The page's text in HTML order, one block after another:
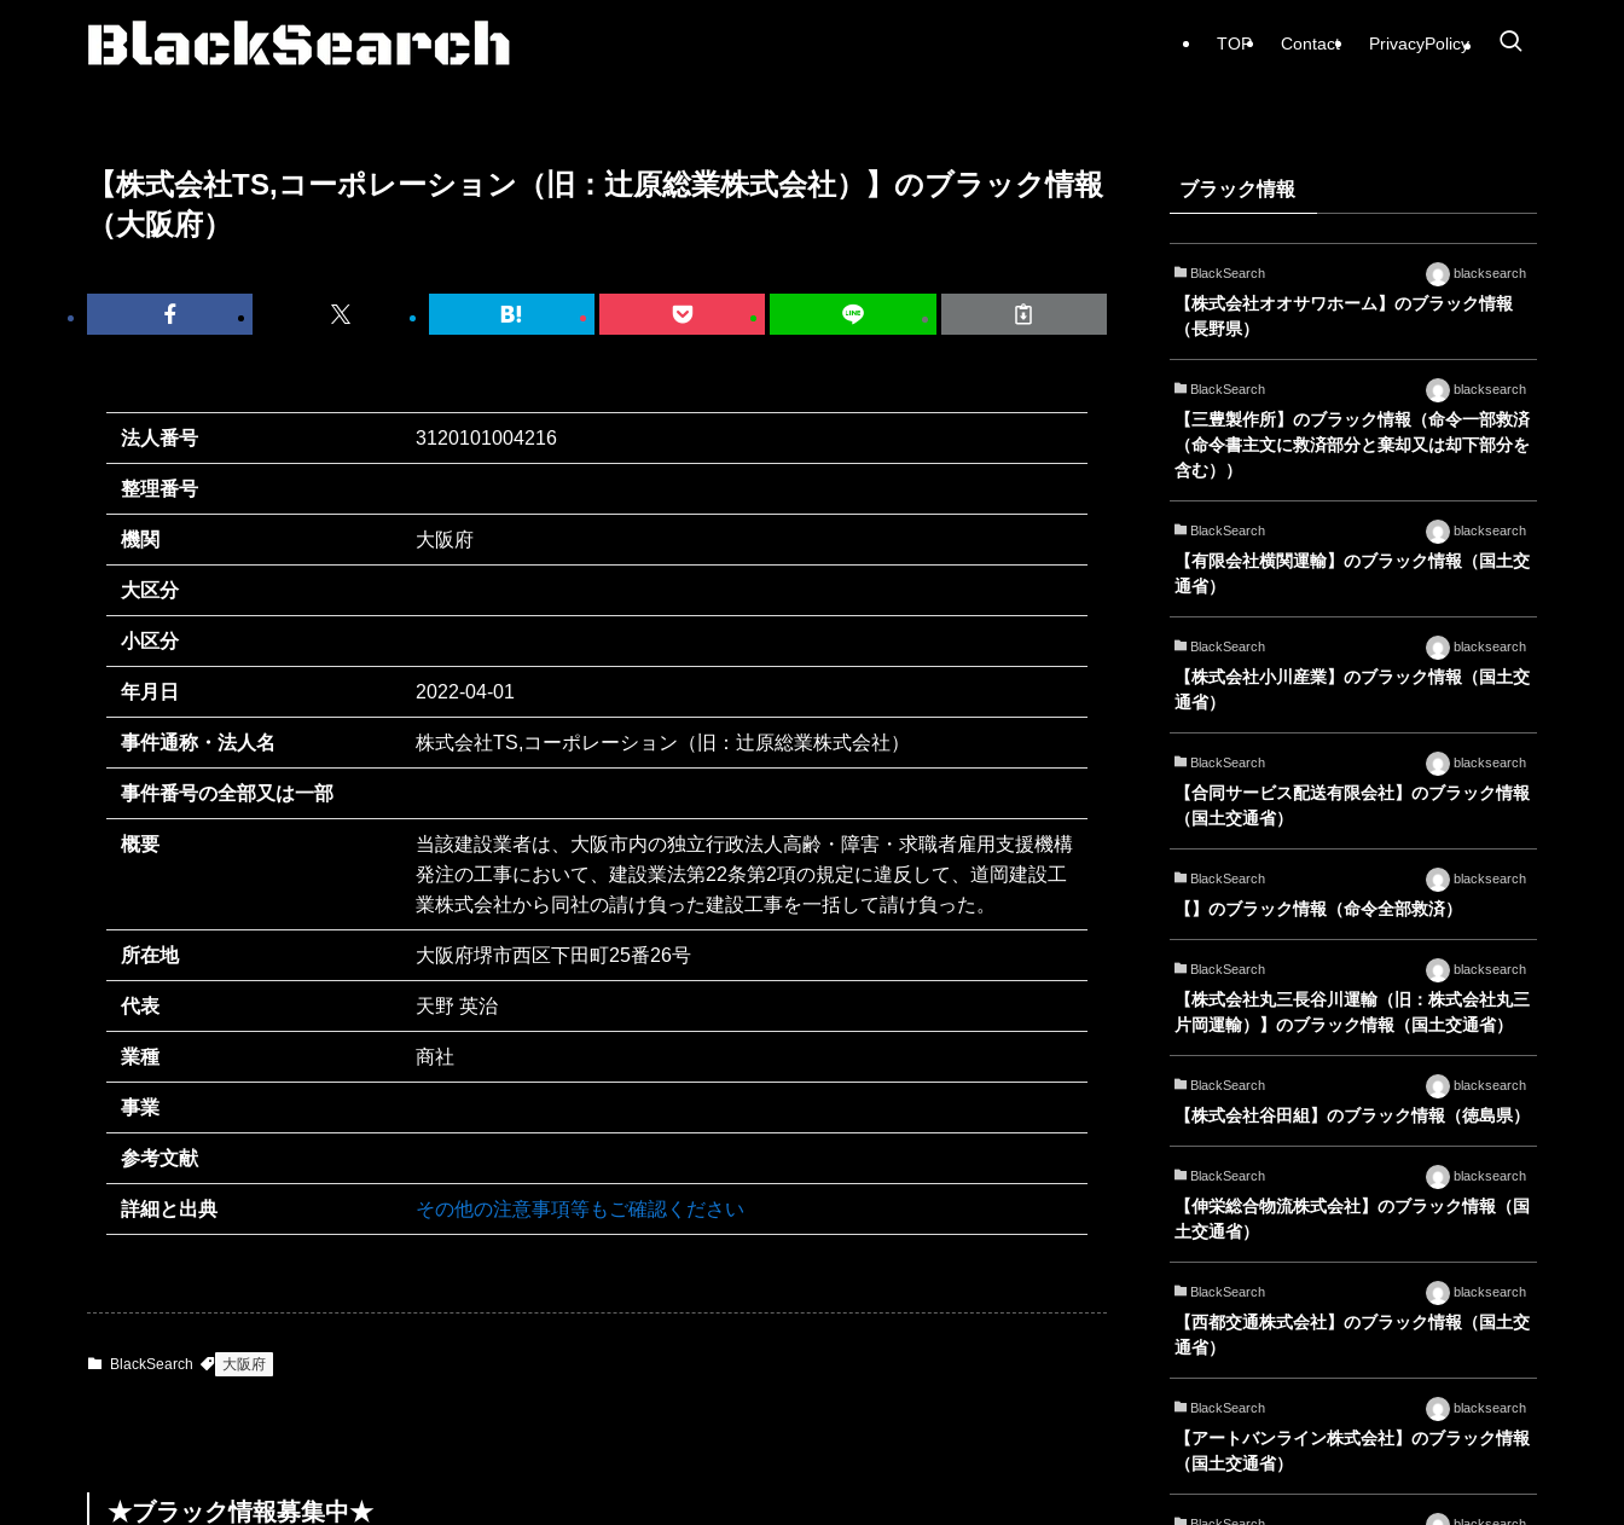
TOP Contact PrivacyPolicy
【株式会社TS,コーポレーション（旧：辻原総業株式会社）】のブラック情報
（大阪府）
法人番号 3120101004216
整理番号
機関 大阪府
大区分
小区分
年月日 2022-04-01
事件通称・法人名 株式会社TS,コーポレーション（旧：辻原総業株式会社）
事件番号の全部又は一部
概要
当該建設業者は、大阪市内の独立行政法人高齢・障害・求職者雇用支援機構
発注の工事において、建設業法第22条第2項の規定に違反して、道岡建設工
業株式会社から同社の請け負った建設工事を一括して請け負った。
所在地 大阪府堺市西区下田町25番26号
代表 天野 英治
業種 商社
事業
参考文献
詳細と出典 その他の注意事項等もご確認ください
BlackSearch 大阪府
★ブラック情報募集中★
ブラック情報
BlackSearch blacksearch
【株式会社オオサワホーム】のブラック情報
（長野県）
BlackSearch blacksearch
【三豊製作所】のブラック情報（命令一部救済
（命令書主文に救済部分と棄却又は却下部分を
含む））
BlackSearch blacksearch
【有限会社横関運輸】のブラック情報（国土交
通省）
BlackSearch blacksearch
【株式会社小川産業】のブラック情報（国土交
通省）
BlackSearch blacksearch
【合同サービス配送有限会社】のブラック情報
（国土交通省）
BlackSearch blacksearch
【】のブラック情報（命令全部救済）
BlackSearch blacksearch
【株式会社丸三長谷川運輸（旧：株式会社丸三
片岡運輸）】のブラック情報（国土交通省）
BlackSearch blacksearch
【株式会社谷田組】のブラック情報（徳島県）
BlackSearch blacksearch
【伸栄総合物流株式会社】のブラック情報（国
土交通省）
BlackSearch blacksearch
【西都交通株式会社】のブラック情報（国土交
通省）
BlackSearch blacksearch
【アートバンライン株式会社】のブラック情報
（国土交通省）